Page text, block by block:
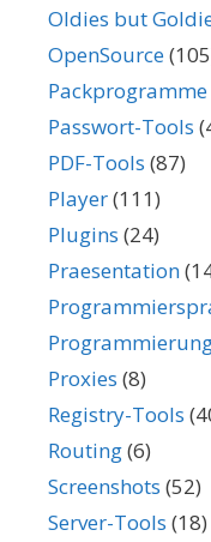
Oldies but
OpenSource
Packprogramme
Passwort-Tools
PDF-Tools (87)
Player(111)
Plugins (24)
Praesentation
Proxies (8)
Registry-Tools
Routing(6)
Screenshots (52)
Server-Tools (18)